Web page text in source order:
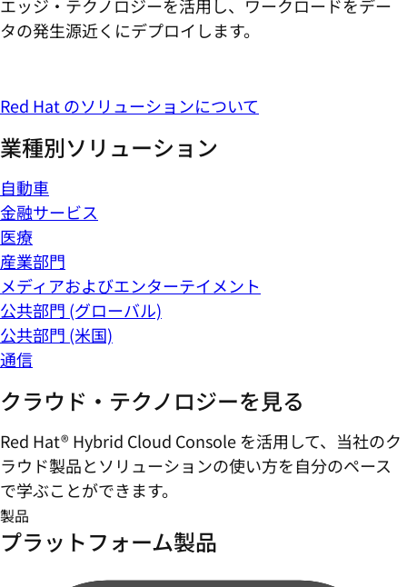
エッジ・テクノロジーを活用し、ワークロードをデー
タの発生源近くにデプロイします。
Red Hat のソリューションについて
業種別ソリューション
自動車
金融サービス
医療
産業部門
メディアおよびエンターテイメント
公共部門 (グローバル)
公共部門 (米国)
通信
クラウド・テクノロジーを見る
Red Hat® Hybrid Cloud Console を活用して、当社のク
ラウド製品とソリューションの使い方を自分のペース
で学ぶことができます。
製品
プラットフォーム製品